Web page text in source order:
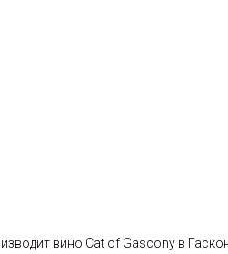
вино Cat of Gascony в